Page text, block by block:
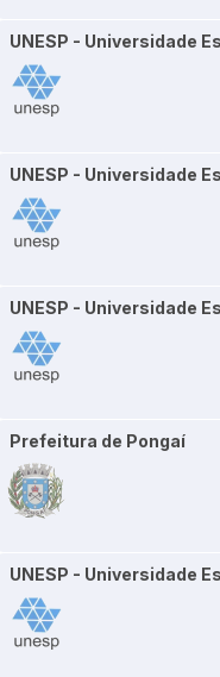
UNESP - Universidade
UNESP - Universidade
UNESP - Universidade
Prefeitura de Pongaí
UNESP - Universidade